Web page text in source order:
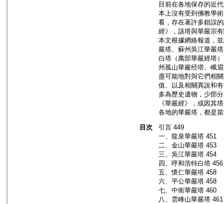
目前在各地保存的近
本上沒有受到佛教學
看，存在著許多錯誤
經》，該塔與華嚴宗
本文根據網絡報道，
嚴塔、蘇州吳江華嚴
白塔（萬部華嚴經塔
州孤山華巖经塔、峨
盡可能地對與它們相
值、以及相關異說和
多為歷史遺物，少部
《華嚴經》，或因其
各地的華嚴塔，都是
目次
引言 449
一、龍泉華嚴塔 451
二、金山華嚴塔 453
三、吳江華嚴塔 454
四、呼和浩特白塔 456
五、懷仁華嚴塔 458
六、平公華嚴塔 458
七、中衛華嚴塔 460
八、雲峰山華嚴塔 461